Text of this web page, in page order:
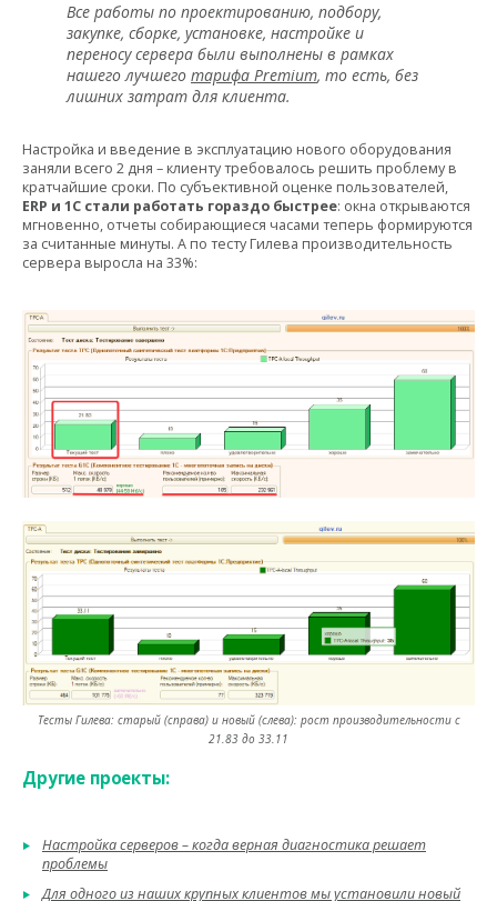
Все работы по проектированию, подбору,
закупке, сборке, установке, настройке и
переносу сервера были выполнены в рамках
нашего лучшего тарифа Premium, то есть, без
лишних затрат для клиента.
Настройка и введение в эксплуатацию нового оборудования
заняли всего 2 дня – клиенту требовалось решить проблему в
кратчайшие сроки. По субъективной оценке пользователей,
ERP и 1С стали работать гораздо быстрее: окна открываются
мгновенно, отчеты собирающиеся часами теперь формируются
за считанные минуты. А по тесту Гилева производительность
сервера выросла на 33%:
Тесты Гилева: старый (справа) и новый (слева): рост производительности с
21.83 до 33.11
Другие проекты:
Настройка серверов – когда верная диагностика решает
проблемы
Для одного из наших крупных клиентов мы установили новый